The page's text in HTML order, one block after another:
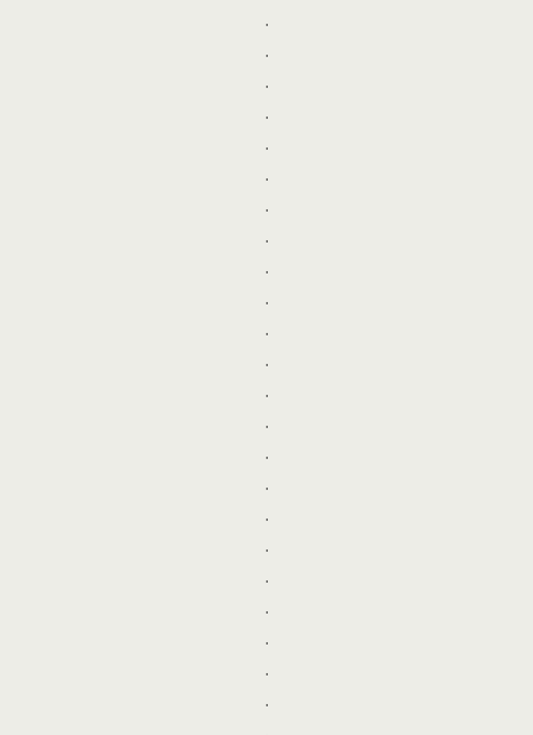
.
.
.
.
.
.
.
.
.
.
.
.
.
.
.
.
.
.
.
.
.
.
.